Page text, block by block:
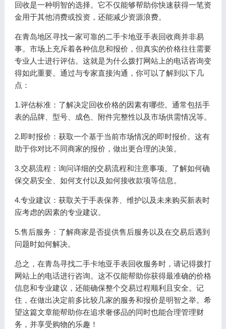
回收是一种明智的选择。它不仅能够帮助你快速获得一笔资
金用于其他消费或投资，还能减少资源浪费。
在青岛地区寻找一家可靠的二手卡地亚手表回收商并非易
事。市场上充斥着各种信息和报价，但真实的价格往往需要
专业人士进行评估。这就是为什么拨打网站上的电话咨询变
得如此重要。通过与专家直接沟通，你可以了解到以下几
点：
1.评估标准：了解决定回收价格的因素有哪些。通常包括手
表的品牌、型号、成色、附件完整性以及市场供需情况等。
2.即时报价：获取一个基于当前市场情况的即时报价。这有
助于你对比不同商家的报价，做出更合理的决策。
3.交易流程：询问详细的交易流程和注意事项。了解如何确
保交易安全、如何支付以及如何接收款项等信息。
4.专业建议：获取关于手表保养、维护以及未来购买新表时
应考虑的因素的专业建议。
5.售后服务：了解商家是否提供售后服务以及在交易后遇到
问题时如何解决。
总之，在青岛寻找二手卡地亚手表回收服务时，请记得拨打
网站上的电话进行咨询。这不仅能帮助你获得最准确的价格
信息和专业建议，还能确保整个交易过程顺利且安全。记
住，在做出决定前多比较几家的服务和报价是明智之举。希
望这篇文章能帮助你在追求奢侈品的同时也能合理管理财
务，并享受购物的乐趣！